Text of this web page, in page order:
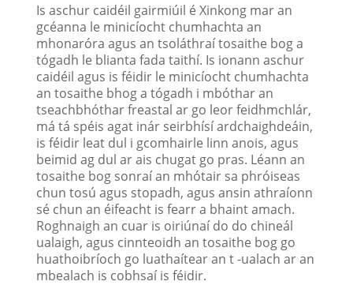
Is aschur caidéil gairmiúil é Xinkong mar an
gcéanna le minicíocht chumhachta an
mhonaróra agus an tsoláthraí tosaithe bog a
tógadh le blianta fada taithí. Is ionann aschur
caidéil agus is féidir le minicíocht chumhachta
an tosaithe bhog a tógadh i mbóthar an
tseachbhóthar freastal ar go leor feidhmchlár,
má tá spéis agat inár seirbhísí ardchaighdeáin,
is féidir leat dul i gcomhairle linn anois, agus
beimid ag dul ar ais chugat go pras. Léann an
tosaithe bog sonraí an mhótair sa phróiseas
chun tosú agus stopadh, agus ansin athraíonn
sé chun an éifeacht is fearr a bhaint amach.
Roghnaigh an cuar is oiriúnaí do do chineál
ualaigh, agus cinnteoidh an tosaithe bog go
huathoibríoch go luathaítear an t -ualach ar an
mbealach is cobhsaí is féidir.